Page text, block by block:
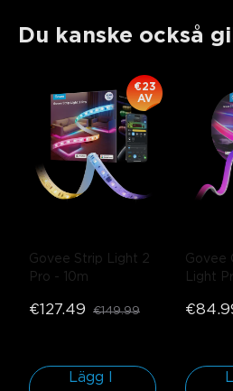
Du kanske också
Govee Strip Light 2
Pro - 10m
€23
AV
€127.49 €149.99
Lägg I
Govee
Light